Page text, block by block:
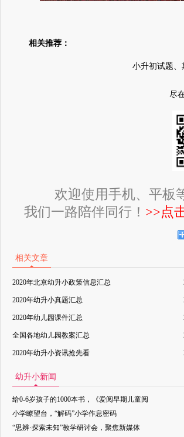
相关推荐：
小升初试题
尽
欢迎使用手机、平板
我们一路陪伴同行！ >>点
相关文章
2020年北京幼升小政策信息汇总
2020年幼升小真题汇总
2020年幼儿园课件汇总
全国各地幼儿园教案汇总
2020年幼升小资讯抢先看
幼升小新闻
给0-6岁孩子的1000本书，《爱阅早期儿童阅
小学瞭望台，“解码”小学作息密码
“思辨·探索未知”教学研讨会，聚焦新媒体